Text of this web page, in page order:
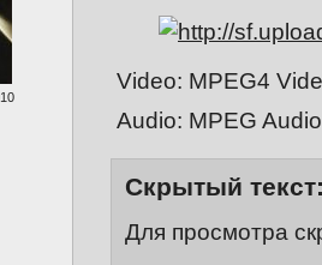
Video: MPEG4
Audio: MPEG
Скрытый
Для просмотра